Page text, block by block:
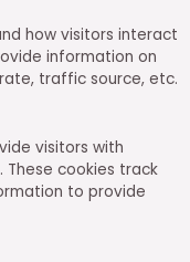
how visitors interact
information on
traffic source, etc.
visitors with
cookies track
to provide